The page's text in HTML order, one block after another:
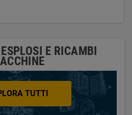
E RICAMBI
TUTTI